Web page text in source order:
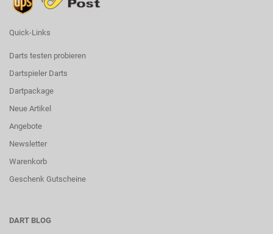
Quick-Links
Darts testen probieren
Dartspieler Darts
Dartpackage
Neue Artikel
Angebote
Newsletter
Warenkorb
Geschenk Gutscheine
DART BLOG